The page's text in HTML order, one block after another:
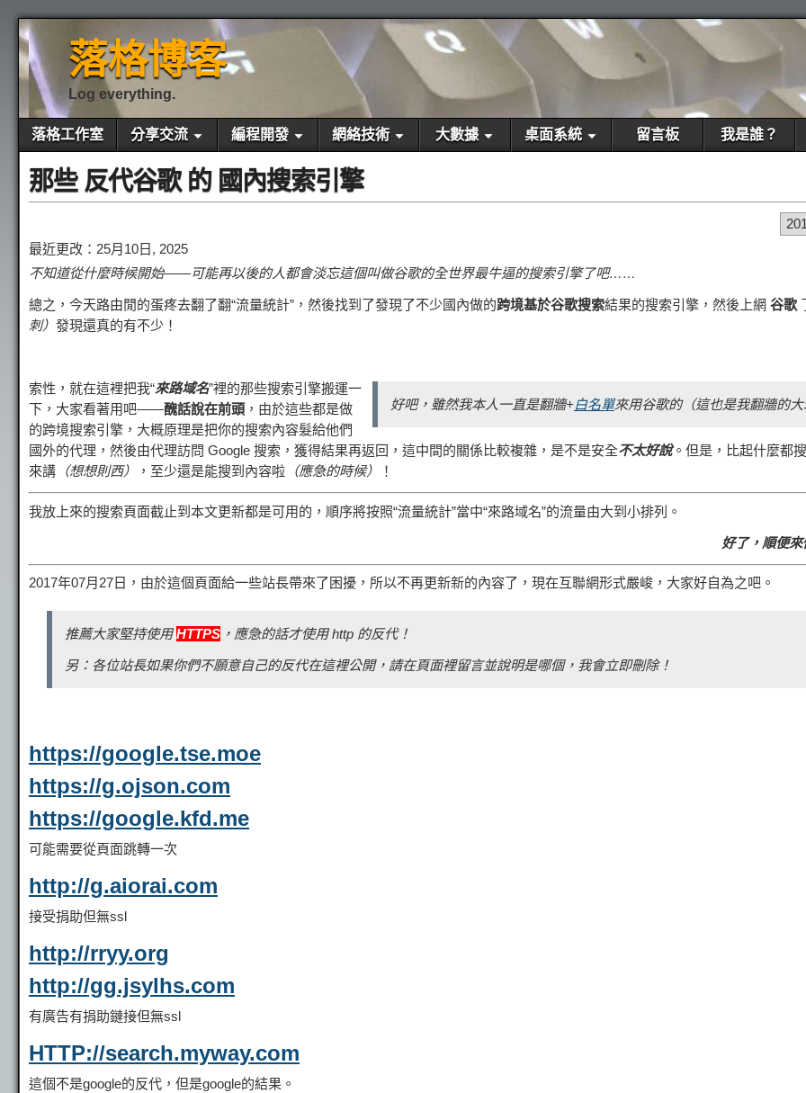
落格博客
Log everything.
落格工作室 分享交流 編程開發 網絡技術 大數據 桌面系統 留言板 我是誰？
那些 反代谷歌 的 國內搜索引擎
最近更改：25月10日, 2025
不知道從什麼時候開始——可能再以後的人都會淡忘這個叫做谷歌的全世界最牛逼的搜索引擎了吧……
總之，今天路由閒的蛋疼去翻了翻“流量統計”，然後找到了發現了不少國內做的跨境基於谷歌搜索結果的搜索引擎，然後上網 谷歌
刺） 發現還真的有不少！
好吧，雖然我本人一直是翻牆+白名單來用谷歌的（這也是我翻牆的
索性，就在這裡把我“來路域名”裡的那些搜索引擎搬運一
下，大家看著用吧——醜話說在前頭 ，由於這些都是做
的跨境搜索引擎，大概原理是把你的搜索內容髮給他們
國外的代理，然後由代理訪問 Google 搜索，獲得結果再返回，這中間的關係比較複雜，是不是安全不太好說。但是，比起什麼都
來講 （想想則西） ，至少還是能搜到內容啦 （應急的時候​​） ！
我放上來的搜索頁面截止到本文更新都是可用的，順序將按照“流量統計”當中“來路域名”的流量由大到小排列。
好了，順便來
2017年07月27日，由於這個頁面給一些站長帶來了困擾，所以不再更新新的內容了，現在互聯網形式嚴峻，大家好自為之吧。
推薦大家堅持使用HTTPS ，應急的話才使用 http 的反代！
另：各位站長如果你們不願意自己的反代在這裡公開，請在頁面裡留言並說明是哪個，我會立即刪除！
https://google.tse.moe
https://g.ojson.com
https://google.kfd.me
可能需要從頁面跳轉一次
http://g.aiorai.com
接受捐助但無ssl
http://rryy.org
http://gg.jsylhs.com
有廣告有捐助鏈接但無ssl
HTTP://sea​​rch.myway.com
這個不是google的反代，但是google的結果。